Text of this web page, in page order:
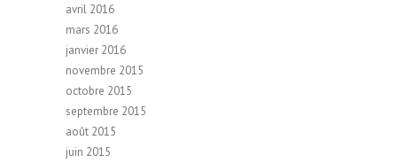
avril 2016
mars 2016
janvier 2016
novembre 2015
octobre 2015
septembre 2015
août 2015
juin 2015